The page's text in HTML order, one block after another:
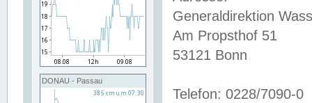
DONAU - Passau
Generaldirektion
Am Propsthof 51
53121 Bonn
Telefon: 0228/7090-0